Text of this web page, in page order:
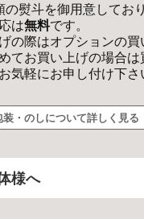
の熨斗を御用意してお
は無料です。
の際はオプションの買
てお買い上げの場合は
気軽にお申し付け下さ
装・のしについて詳しく見る
様へ